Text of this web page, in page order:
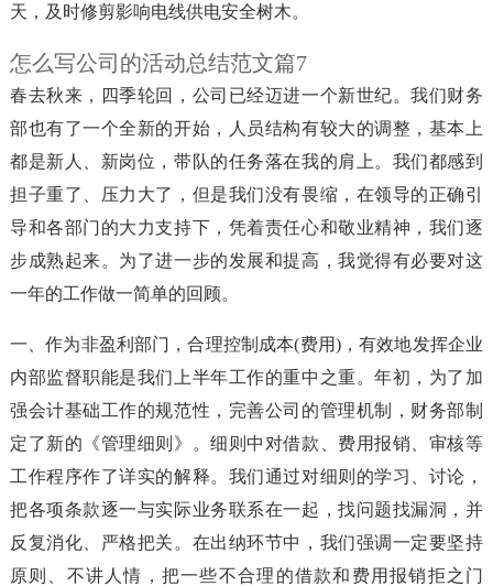
天，及时修剪影响电线供电安全树木。
怎么写公司的活动总结范文篇7
春去秋来，四季轮回，公司已经迈进一个新世纪。我们财务
部也有了一个全新的开始，人员结构有较大的调整，基本上
都是新人、新岗位，带队的任务落在我的肩上。我们都感到
担子重了、压力大了，但是我们没有畏缩，在领导的正确引
导和各部门的大力支持下，凭着责任心和敬业精神，我们逐
步成熟起来。为了进一步的发展和提高，我觉得有必要对这
一年的工作做一简单的回顾。
一、作为非盈利部门，合理控制成本(费用)，有效地发挥企业
内部监督职能是我们上半年工作的重中之重。年初，为了加
强会计基础工作的规范性，完善公司的管理机制，财务部制
定了新的《管理细则》。细则中对借款、费用报销、审核等
工作程序作了详实的解释。我们通过对细则的学习、讨论，
把各项条款逐一与实际业务联系在一起，找问题找漏洞，并
反复消化、严格把关。在出纳环节中，我们强调一定要坚持
原则、不讲人情，把一些不合理的借款和费用报销拒之门